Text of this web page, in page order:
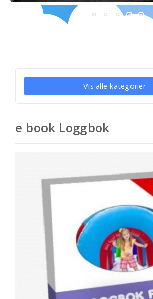
Vis alle kategorier
e book Loggbok